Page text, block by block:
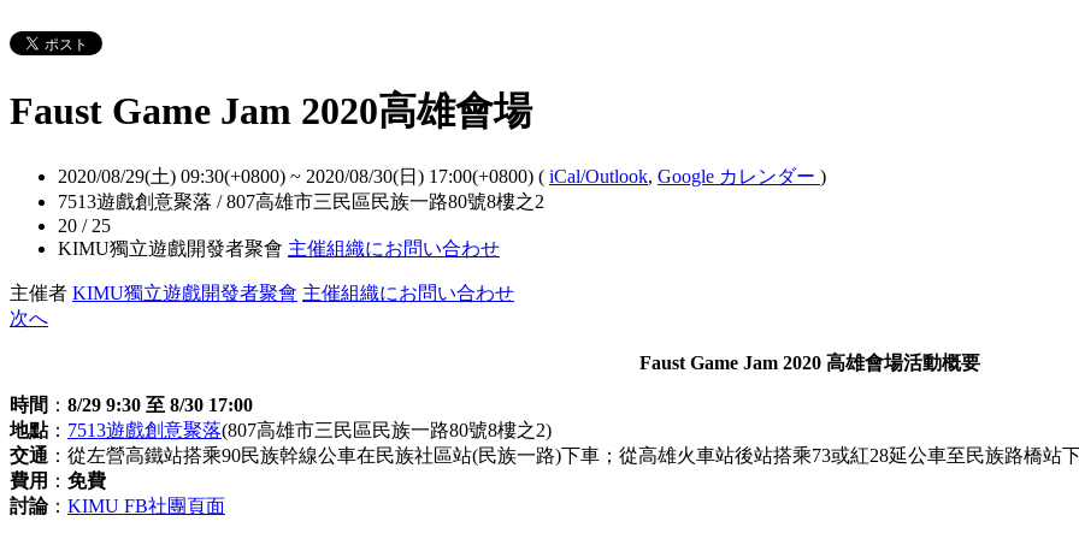
Faust Game Jam 2020高雄會場
2020/08/29(土) 09:30(+0800) ~ 2020/08/30(日) 17:00(+0800) ( iCal/Outlook, Google カレンダー )
7513遊戲創意聚落 / 807高雄市三民區民族一路80號8樓之2
20 / 25
KIMU獨立遊戲開發者聚會 主催組織にお問い合わせ
主催者 KIMU獨立遊戲開發者聚會 主催組織にお問い合わせ
次へ
Faust Game Jam 2020 高雄會場活動概要
時間 ： 8/29 9:30 至 8/30 17:00
地點： 7513遊戲創意聚落(807高雄市三民區民族一路80號8樓之2)
交通 ：從左營高鐵站搭乘90民族幹線公車在民族社區站(民族一路)下車；從高雄火車站後站搭乘73或紅28延公車至民族路橋站
費用 ： 免費
討論： KIMU FB社團頁面